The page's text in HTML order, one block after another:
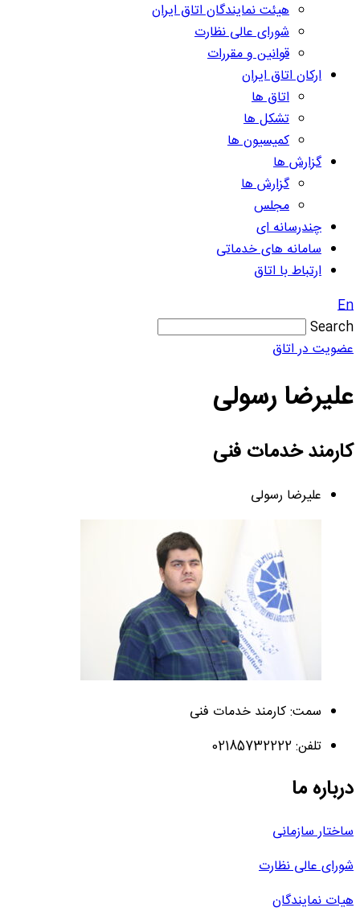
هیئت نمایندگان اتاق ایران
شورای عالی نظارت
قوانین و مقررات
ارکان اتاق ایران
اتاق ها
تشکل ها
کمیسیون ها
گزارش ها
گزارش ها
مجلس
چندرسانه ای
سامانه های خدماتی
ارتباط با اتاق
En
Search
عضویت در اتاق
علیرضا رسولی
کارمند خدمات فنی
علیرضا رسولی
سمت: کارمند خدمات فنی
تلفن: 02185732222
درباره ما
ساختار سازمانی
شورای عالی نظارت
هیات نمایندگان